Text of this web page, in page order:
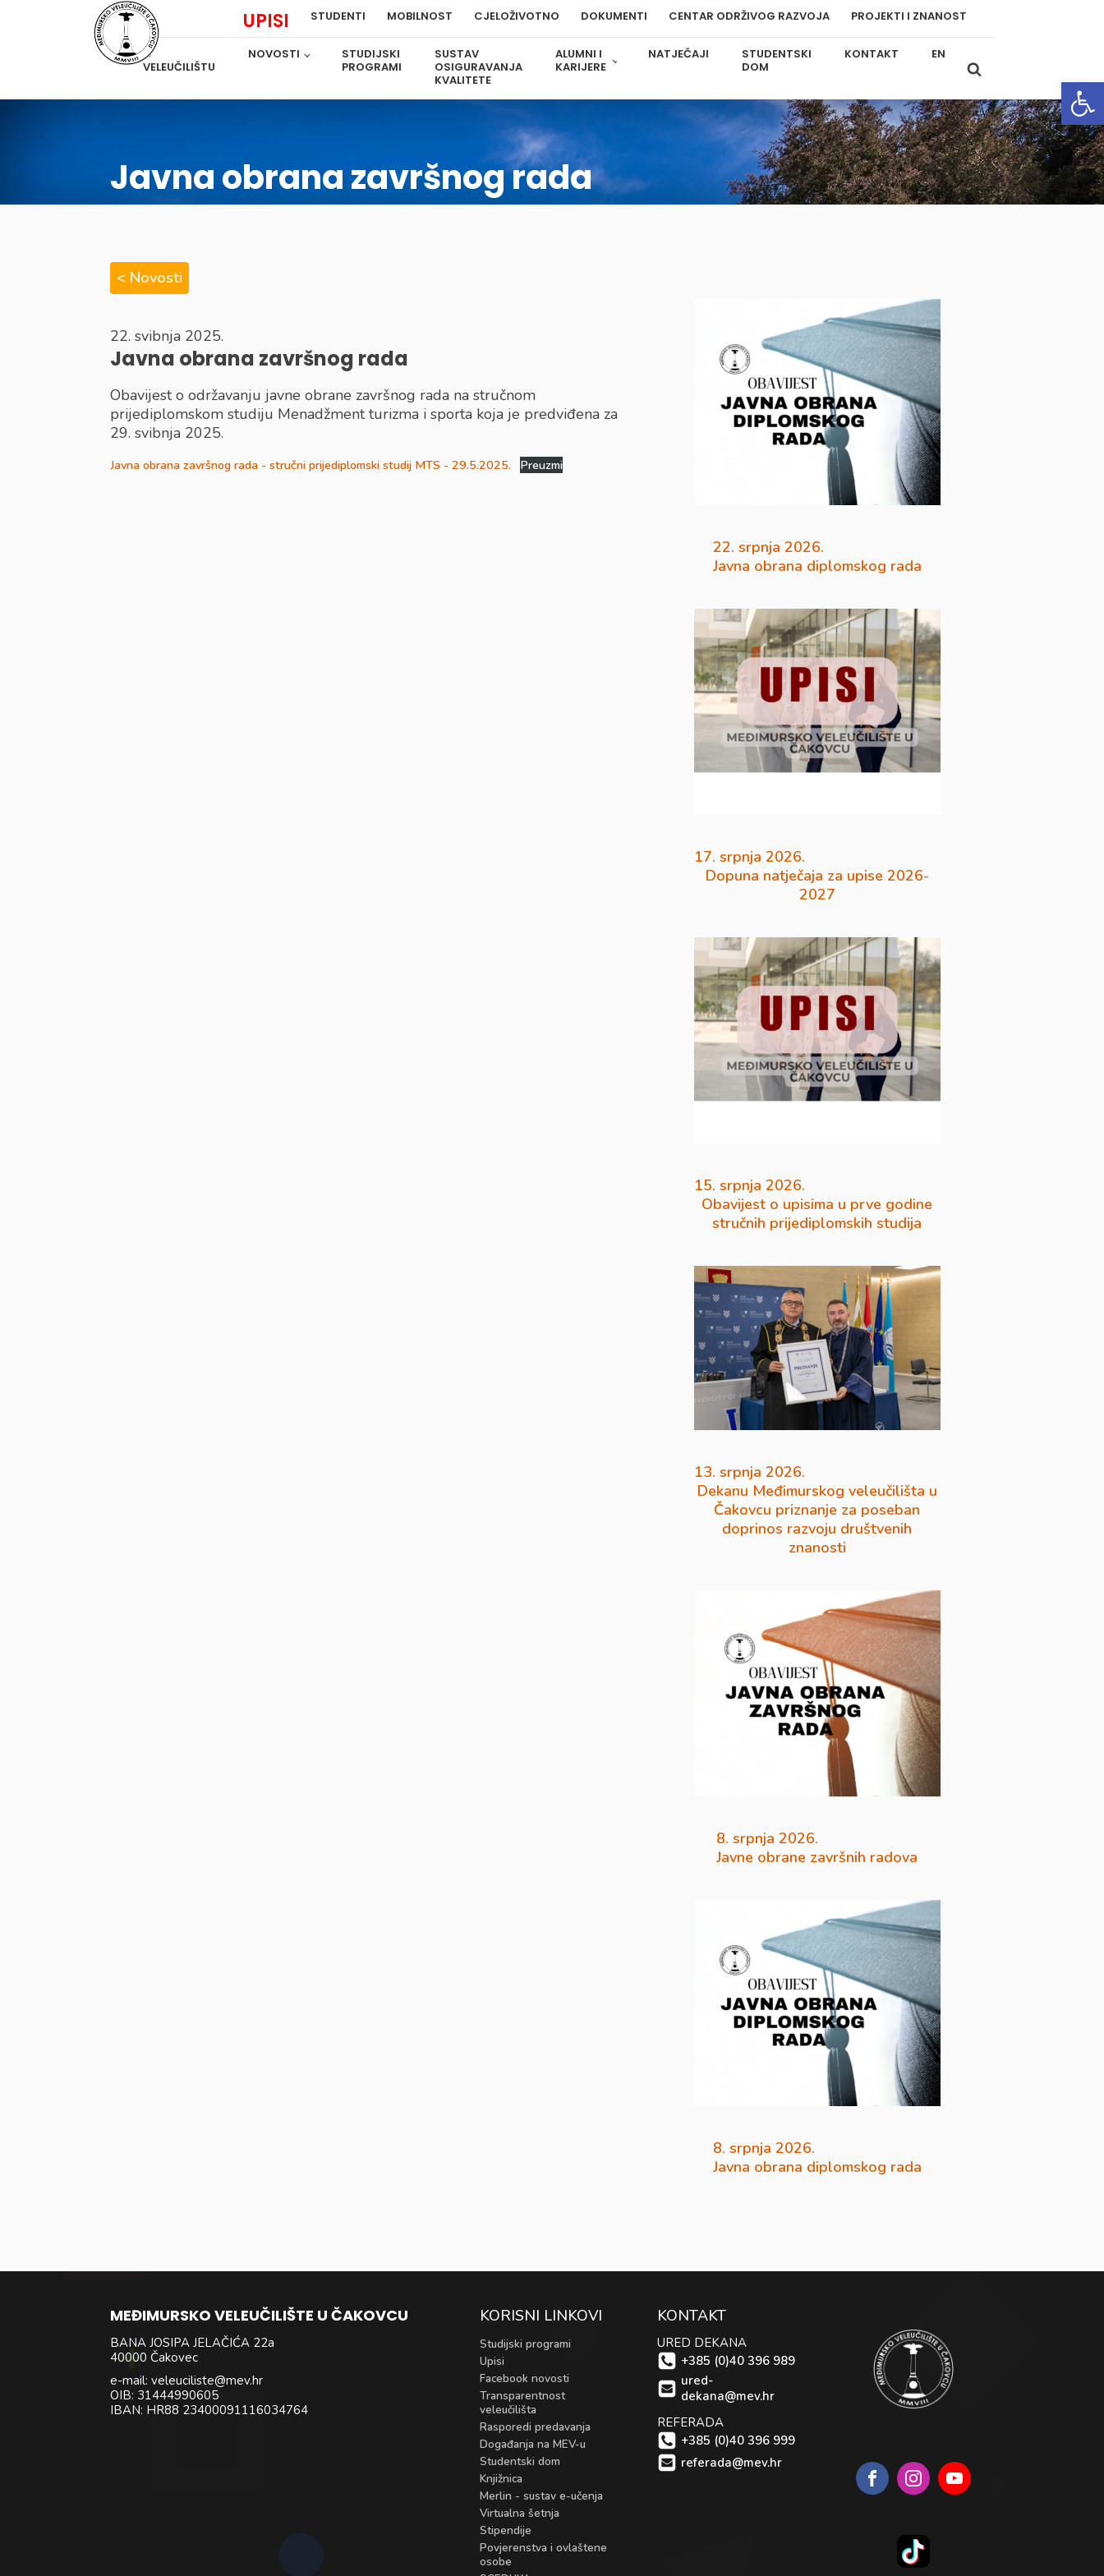
UPISI STUDENTI MOBILNOST CJELOŽIVOTNO DOKUMENTI CENTAR ODRŽIVOG RAZVOJA PROJEKTI I ZNANOST
O
VELEUČILIŠTU
NOVOSTI
STUDIJSKI
PROGRAMI
SUSTAV
OSIGURAVANJA
KVALITETE
ALUMNI I
KARIJERE
NATJEČAJI
STUDENTSKI
DOM
KONTAKT EN
Javna obrana završnog rada
< Novosti
22. svibnja 2025.
Javna obrana završnog rada
Obavijest o održavanju javne obrane završnog rada na stručnom
prijediplomskom studiju Menadžment turizma i sporta koja je predviđena za
29. svibnja 2025.
Javna obrana završnog rada - stručni prijediplomski studij MTS - 29.5.2025. Preuzmi
22. srpnja 2026.
Javna obrana diplomskog rada
17. srpnja 2026.
Dopuna natječaja za upise 2026-
2027
15. srpnja 2026.
Obavijest o upisima u prve godine
stručnih prijediplomskih studija
13. srpnja 2026.
Dekanu Međimurskog veleučilišta u
Čakovcu priznanje za poseban
doprinos razvoju društvenih
znanosti
8. srpnja 2026.
Javne obrane završnih radova
8. srpnja 2026.
Javna obrana diplomskog rada
MEĐIMURSKO VELEUČILIŠTE U ČAKOVCU
BANA JOSIPA JELAČIĆA 22a
40000 Čakovec
e-mail: veleuciliste@mev.hr
OIB: 31444990605
IBAN: HR88 23400091116034764
KORISNI LINKOVI
Studijski programi
Upisi
Facebook novosti
Transparentnost
veleučilišta
Rasporedi predavanja
Događanja na MEV-u
Studentski dom
Knjižnica
Merlin - sustav e-učenja
Virtualna šetnja
Stipendije
Povjerenstva i ovlaštene
osobe
KONTAKT
URED DEKANA
+385 (0)40 396 989
ured-
dekana@mev.hr
REFERADA
+385 (0)40 396 999
referada@mev.hr